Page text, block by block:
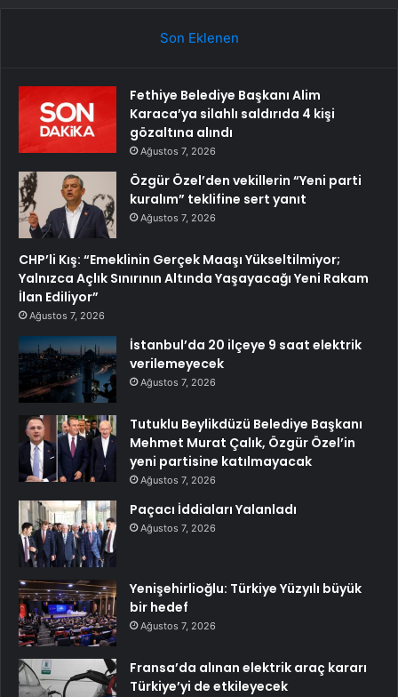
Son Eklenen
Fethiye Belediye Başkanı Alim
Karaca’ya silahlı saldırıda 4 kişi
gözaltına alındı
Ağustos 7, 2026
Özgür Özel’den vekillerin “Yeni parti
kuralım” teklifine sert yanıt
Ağustos 7, 2026
CHP’li Kış: “Emeklinin Gerçek Maaşı Yükseltilmiyor;
Yalnızca Açlık Sınırının Altında Yaşayacağı Yeni Rakam
İlan Ediliyor”
Ağustos 7, 2026
İstanbul’da 20 ilçeye 9 saat elektrik
verilemeyecek
Ağustos 7, 2026
Tutuklu Beylikdüzü Belediye Başkanı
Mehmet Murat Çalık, Özgür Özel’in
yeni partisine katılmayacak
Ağustos 7, 2026
Paçacı İddiaları Yalanladı
Ağustos 7, 2026
Yenişehirlioğlu: Türkiye Yüzyılı büyük
bir hedef
Ağustos 7, 2026
Fransa’da alınan elektrik araç kararı
Türkiye’yi de etkileyecek